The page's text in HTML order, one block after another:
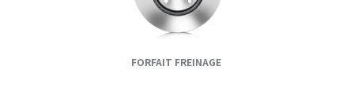
FORFAIT FREINAGE